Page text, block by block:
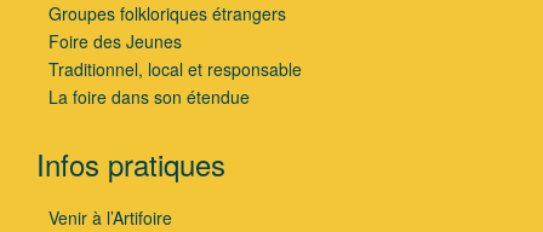
Groupes folkloriques étrangers
Foire des Jeunes
Traditionnel, local et responsable
La foire dans son étendue
Infos pratiques
Venir à l’Artifoire